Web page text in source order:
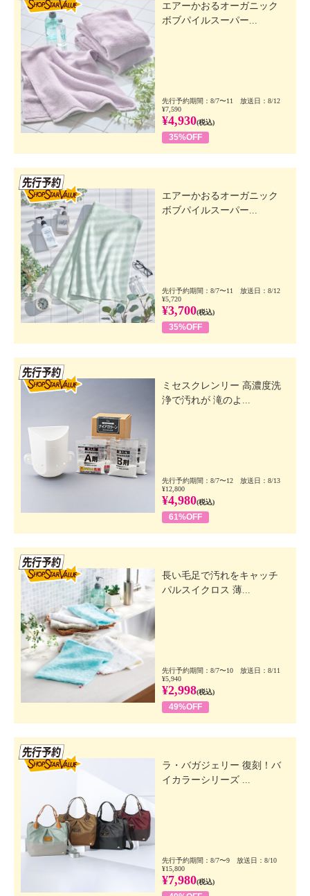
エアーかおるオーガニック
ボブパイルスーパー...
先行予約期間：8/7〜11 放送日：8/12
¥7,590
¥4,930(税込)
35%OFF
エアーかおるオーガニック
ボブパイルスーパー...
先行予約期間：8/7〜11 放送日：8/12
¥5,720
¥3,700(税込)
35%OFF
ミセスクレンリー 高濃度洗
浄で汚れが 滝のよ...
先行予約期間：8/7〜12 放送日：8/13
¥12,800
¥4,980(税込)
61%OFF
長い毛足で汚れをキャッチ
パルスイクロス 薄...
先行予約期間：8/7〜10 放送日：8/11
¥5,940
¥2,998(税込)
49%OFF
ラ・バガジェリー 復刻！バ
イカラーシリーズ ...
先行予約期間：8/7〜9 放送日：8/10
¥15,800
¥7,980(税込)